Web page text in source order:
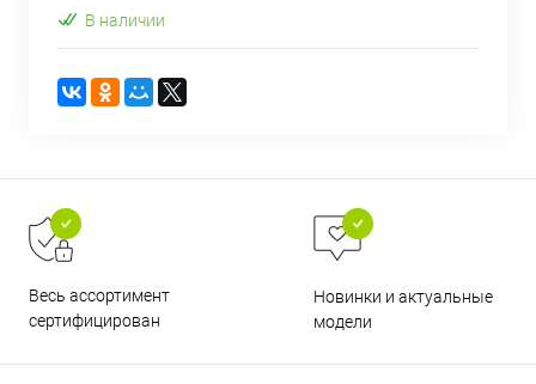
В наличии
Весь ассортимент
сертифицирован
Новинки и актуальные
модели
раз в 2 недели